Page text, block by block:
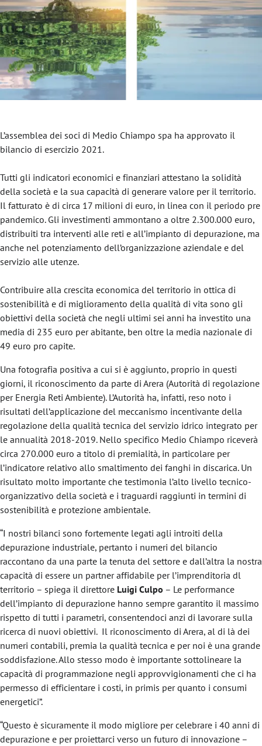
L’assemblea dei soci di Medio Chiampo spa ha approvato il
bilancio di esercizio 2021.
Tutti gli indicatori economici e finanziari attestano la solidità
della società e la sua capacità di generare valore per il territorio.
Il fatturato è di circa 17 milioni di euro, in linea con il periodo pre
pandemico. Gli investimenti ammontano a oltre 2.300.000 euro,
distribuiti tra interventi alle reti e all’impianto di depurazione, ma
anche nel potenziamento dell’organizzazione aziendale e del
servizio alle utenze.
Contribuire alla crescita economica del territorio in ottica di
sostenibilità e di miglioramento della qualità di vita sono gli
obiettivi della società che negli ultimi sei anni ha investito una
media di 235 euro per abitante, ben oltre la media nazionale di
49 euro pro capite.
Una fotografia positiva a cui si è aggiunto, proprio in questi
giorni, il riconoscimento da parte di Arera (Autorità di regolazione
per Energia Reti Ambiente). L’Autorità ha, infatti, reso noto i
risultati dell’applicazione del meccanismo incentivante della
regolazione della qualità tecnica del servizio idrico integrato per
le annualità 2018-2019. Nello specifico Medio Chiampo riceverà
circa 270.000 euro a titolo di premialità, in particolare per
l’indicatore relativo allo smaltimento dei fanghi in discarica. Un
risultato molto importante che testimonia l’alto livello tecnico-
organizzativo della società e i traguardi raggiunti in termini di
sostenibilità e protezione ambientale.
“I nostri bilanci sono fortemente legati agli introiti della
depurazione industriale, pertanto i numeri del bilancio
raccontano da una parte la tenuta del settore e dall’altra la nostra
capacità di essere un partner affidabile per l’imprenditoria dl
territorio – spiega il direttore Luigi Culpo – Le performance
dell’impianto di depurazione hanno sempre garantito il massimo
rispetto di tutti i parametri, consentendoci anzi di lavorare sulla
ricerca di nuovi obiettivi. Il riconoscimento di Arera, al di là dei
numeri contabili, premia la qualità tecnica e per noi è una grande
soddisfazione. Allo stesso modo è importante sottolineare la
capacità di programmazione negli approvvigionamenti che ci ha
permesso di efficientare i costi, in primis per quanto i consumi
energetici”.
“Questo è sicuramente il modo migliore per celebrare i 40 anni di
depurazione e per proiettarci verso un futuro di innovazione –